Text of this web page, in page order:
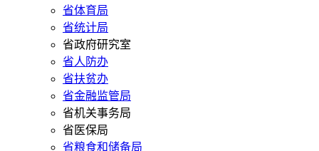
省体育局
省统计局
省政府研究室
省人防办
省扶贫办
省金融监管局
省机关事务局
省医保局
省粮食和储备局